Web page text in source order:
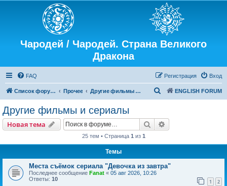
Чародей / Чародей. Страна Великого
Дракона
FAQ Вход
Регистрация
Список форумов Прочее Другие фильмы и сериалы ENGLISH FORUM
с
Другие фильмы и сериалы
Новая тема Поиск
25 тем • Страница 1 из 1
Темы
Места съёмок сериала "Девочка из завтра"
Последнее сообщение Fanat « 05 авг 2026, 10:26
Ответы: 10 1 2